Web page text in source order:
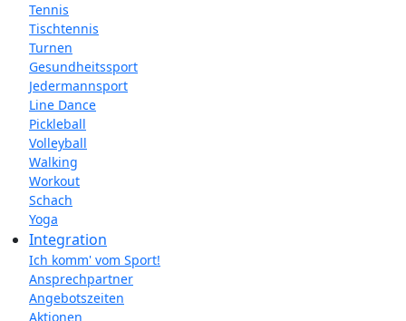
Tennis
Tischtennis
Turnen
Gesundheitssport
Jedermannsport
Line Dance
Pickleball
Volleyball
Walking
Workout
Schach
Yoga
Integration
Ich komm' vom Sport!
Ansprechpartner
Angebotszeiten
Aktionen